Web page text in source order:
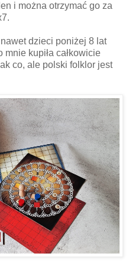
i można otrzymać go za
dzieci poniżej 8 lat
kupiła całkowicie
co, ale polski folklor jest